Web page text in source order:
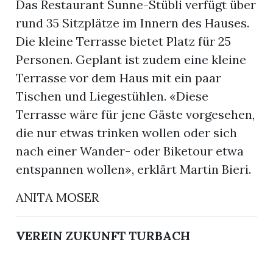
Das Restaurant Sunne-Stübli verfügt über
rund 35 Sitzplätze im Innern des Hauses.
Die kleine Terrasse bietet Platz für 25
Personen. Geplant ist zudem eine kleine
Terrasse vor dem Haus mit ein paar
Tischen und Liegestühlen. «Diese
Terrasse wäre für jene Gäste vorgesehen,
die nur etwas trinken wollen oder sich
nach einer Wander- oder Biketour etwa
entspannen wollen», erklärt Martin Bieri.
ANITA MOSER
VEREIN ZUKUNFT TURBACH